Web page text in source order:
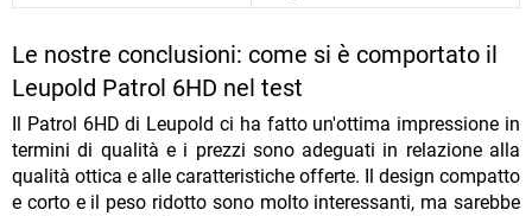
Le nostre conclusioni: come si è comportato il
Leupold Patrol 6HD nel test
Il Patrol 6HD di Leupold ci ha fatto un'ottima impressione in
termini di qualità e i prezzi sono adeguati in relazione alla
qualità ottica e alle caratteristiche offerte. Il design compatto
e corto e il peso ridotto sono molto interessanti, ma sarebbe